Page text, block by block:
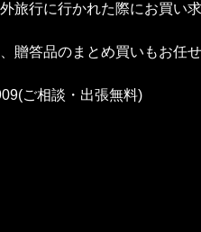
旅行に行かれた際にお買い
贈答品のまとめ買いもお任
ご相談・出張無料)